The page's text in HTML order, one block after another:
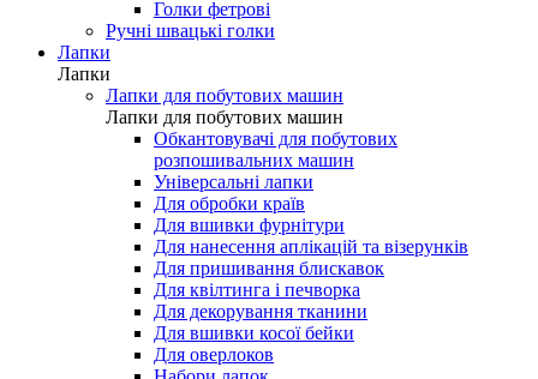
Голки фетрові
Ручні швацькі голки
Лапки
Лапки
Лапки для побутових машин
Лапки для побутових машин
Обкантовувачі для побутових
розпошивальних машин
Універсальні лапки
Для обробки країв
Для вшивки фурнітури
Для нанесення аплікацій та візерунків
Для пришивання блискавок
Для квілтинга і печворка
Для декорування тканини
Для вшивки косої бейки
Для оверлоков